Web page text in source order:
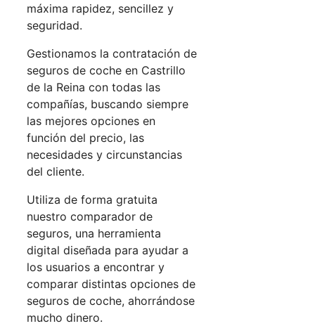
máxima rapidez, sencillez y
seguridad.
Gestionamos la contratación de
seguros de coche en Castrillo
de la Reina con todas las
compañías, buscando siempre
las mejores opciones en
función del precio, las
necesidades y circunstancias
del cliente.
Utiliza de forma gratuita
nuestro comparador de
seguros, una herramienta
digital diseñada para ayudar a
los usuarios a encontrar y
comparar distintas opciones de
seguros de coche, ahorrándose
mucho dinero.